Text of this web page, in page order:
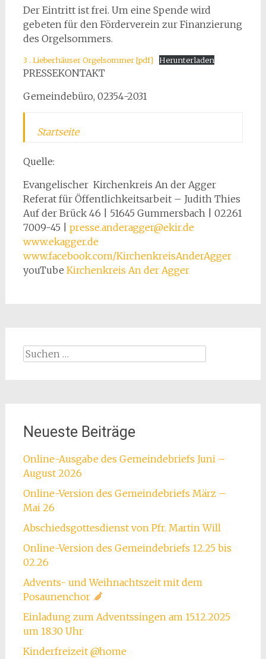
Der Eintritt ist frei. Um eine Spende wird
gebeten für den Förderverein zur Finanzierung
des Orgelsommers.
3 . Lieberhäuser Orgelsommer [pdf] Herunterladen
PRESSEKONTAKT
Gemeindebüro, 02354-2031
Startseite
Quelle:
Evangelischer Kirchenkreis An der Agger
Referat für Öffentlichkeitsarbeit – Judith Thies
Auf der Brück 46 | 51645 Gummersbach | 02261
7009-45 | presse.anderagger@ekir.de
www.ekagger.de
www.facebook.com/KirchenkreisAnderAgger
youTube Kirchenkreis An der Agger
Suchen
nach:
Neueste Beiträge
Online-Ausgabe des Gemeindebriefs Juni –
August 2026
Online-Version des Gemeindebriefs März –
Mai 26
Abschiedsgottesdienst von Pfr. Martin Will
Online-Version des Gemeindebriefs 12.25 bis
02.26
Advents- und Weihnachtszeit mit dem
Posaunenchor
Einladung zum Adventssingen am 15.12.2025
um 18.30 Uhr
Kinderfreizeit @home